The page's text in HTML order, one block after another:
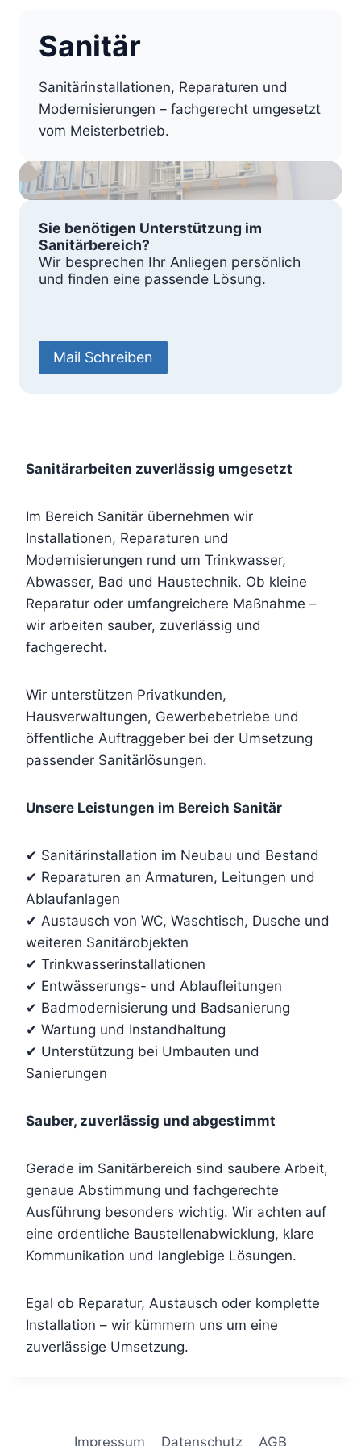
Sanitär
Sanitärinstallationen, Reparaturen und
Modernisierungen – fachgerecht umgesetzt
vom Meisterbetrieb.
Sie benötigen Unterstützung im
Sanitärbereich?
Wir besprechen Ihr Anliegen persönlich
und finden eine passende Lösung.
Mail Schreiben
Sanitärarbeiten zuverlässig umgesetzt
Im Bereich Sanitär übernehmen wir
Installationen, Reparaturen und
Modernisierungen rund um Trinkwasser,
Abwasser, Bad und Haustechnik. Ob kleine
Reparatur oder umfangreichere Maßnahme –
wir arbeiten sauber, zuverlässig und
fachgerecht.
Wir unterstützen Privatkunden,
Hausverwaltungen, Gewerbebetriebe und
öffentliche Auftraggeber bei der Umsetzung
passender Sanitärlösungen.
Unsere Leistungen im Bereich Sanitär
✔ Sanitärinstallation im Neubau und Bestand
✔ Reparaturen an Armaturen, Leitungen und
Ablaufanlagen
✔ Austausch von WC, Waschtisch, Dusche und
weiteren Sanitärobjekten
✔ Trinkwasserinstallationen
✔ Entwässerungs- und Ablaufleitungen
✔ Badmodernisierung und Badsanierung
✔ Wartung und Instandhaltung
✔ Unterstützung bei Umbauten und
Sanierungen
Sauber, zuverlässig und abgestimmt
Gerade im Sanitärbereich sind saubere Arbeit,
genaue Abstimmung und fachgerechte
Ausführung besonders wichtig. Wir achten auf
eine ordentliche Baustellenabwicklung, klare
Kommunikation und langlebige Lösungen.
Egal ob Reparatur, Austausch oder komplette
Installation – wir kümmern uns um eine
zuverlässige Umsetzung.
Impressum Datenschutz AGB